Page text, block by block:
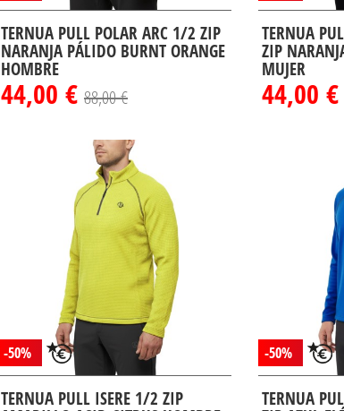
TERNUA PULL POLAR ARC 1/2 ZIP
NARANJA PÁLIDO BURNT ORANGE
HOMBRE
44,00 € 88,00 €
TERNUA
ZIP
MUJER
44,00
-50%
TERNUA PULL ISERE 1/2 ZIP
-50%
TERNUA